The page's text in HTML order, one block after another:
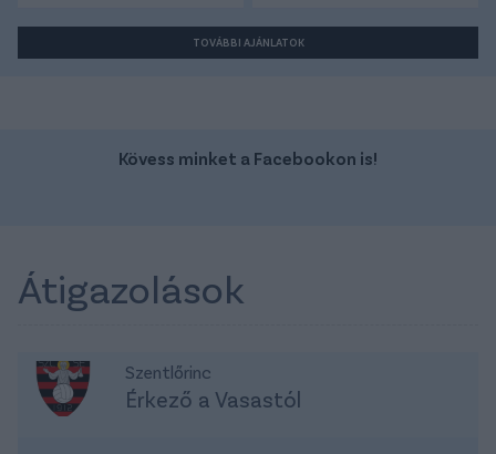
TOVÁBBI AJÁNLATOK
Kövess minket a Facebookon is!
Átigazolások
Szentlőrinc
Érkező a Vasastól